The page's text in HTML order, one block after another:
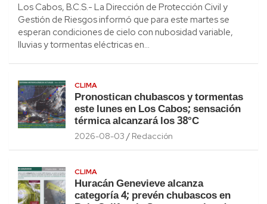
Los Cabos, B.C.S.- La Dirección de Protección Civil y
Gestión de Riesgos informó que para este martes se
esperan condiciones de cielo con nubosidad variable,
lluvias y tormentas eléctricas en…
CLIMA
Pronostican chubascos y tormentas
este lunes en Los Cabos; sensación
térmica alcanzará los 38°C
2026-08-03 Redacción
CLIMA
Huracán Genevieve alcanza
categoría 4; prevén chubascos en